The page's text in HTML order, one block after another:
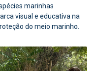
marinhas
visual e educativa na
do meio marinho.